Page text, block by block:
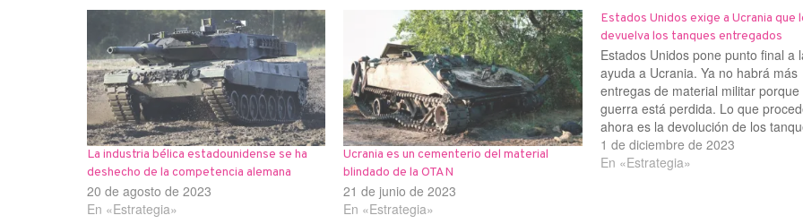
La industria bélica estadounidense se ha
deshecho de la competencia alemana
20 de agosto de 2023
En «Estrategia»
Ucrania es un cementerio del material
blindado de la OTAN
21 de junio de 2023
En «Estrategia»
Estados Unidos exige a Ucrania que
devuelva los tanques entregados
Estados Unidos pone punto final a
ayuda a Ucrania. Ya no habrá más
entregas de material militar porque
guerra está perdida. Lo que
ahora es la devolución de los
estadounidenses Abrams,
entregados. Se trata de 31
1 de diciembre de 2023
En «Estrategia»